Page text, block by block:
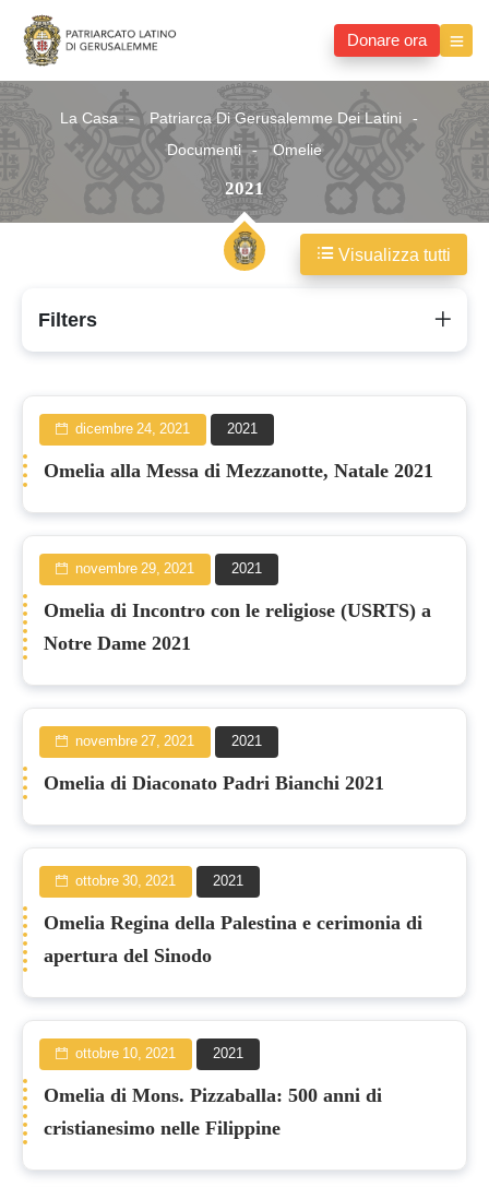
Donare ora
La Casa
Patriarca Di Gerusalemme Dei Latini
Documenti
Omelie
2021
2021
Filters
dicembre 24, 2021 2021
Omelia alla Messa di Mezzanotte, Natale 2021
novembre 29, 2021 2021
Omelia di Incontro con le religiose (USRTS) a
Notre Dame 2021
novembre 27, 2021 2021
Omelia di Diaconato Padri Bianchi 2021
ottobre 30, 2021 2021
Omelia Regina della Palestina e cerimonia di
apertura del Sinodo
ottobre 10, 2021 2021
Omelia di Mons. Pizzaballa: 500 anni di
cristianesimo nelle Filippine
Visualizza tutti